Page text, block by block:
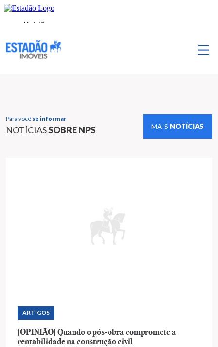
Para você se informar
NOTÍCIASSOBRE NPS MAIS NOTÍCIAS
ARTIGOS
[OPINIÃO] Quando o pós-obra compromete a
rentabilidade na construção civil